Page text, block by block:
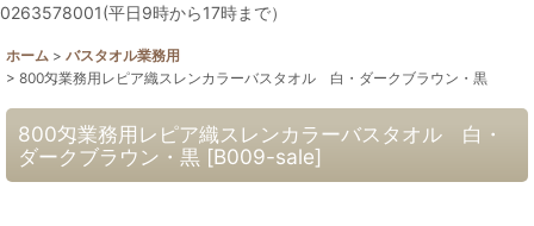
0263578001(平日9時から17時まで）
ホーム > バスタオル業務用
> 800匁業務用レピア織スレンカラーバスタオル 白・ダークブラウン・黒
800匁業務用レピア織スレンカラーバスタオル 白・
ダークブラウン・黒 [B009-sale]